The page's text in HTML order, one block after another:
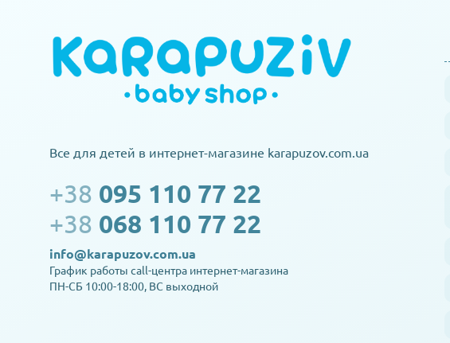
Все для детей в интернет-магазине karapuzov.com.ua
+38 095 110 77 22
+38 068 110 77 22
info@karapuzov.com.ua
График работы call-центра интернет-магазина
ПН-СБ 10:00-18:00, ВС выходной